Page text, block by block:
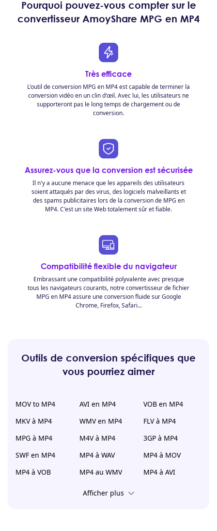
Pourquoi pouvez-vous compter sur le
convertisseur AmoyShare MPG en MP4
Très efficace
L'outil de conversion MPG en MP4 est capable de terminer la
conversion vidéo en un clin d'œil. Avec lui, les utilisateurs ne
supporteront pas le long temps de chargement ou de
conversion.
Assurez-vous que la conversion est sécurisée
Il n'y a aucune menace que les appareils des utilisateurs
soient attaqués par des virus, des logiciels malveillants et
des spams publicitaires lors de la conversion de MPG en
MP4. C'est un site Web totalement sûr et fiable.
Compatibilité flexible du navigateur
Embrassant une compatibilité polyvalente avec presque
tous les navigateurs courants, notre convertisseur de fichier
MPG en MP4 assure une conversion fluide sur Google
Chrome, Firefox, Safari...
Outils de conversion spécifiques que
vous pourriez aimer
MOV to MP4 AVI en MP4
VOB en MP4
MKV à MP4
WMV en MP4
FLV à MP4
MPG à MP4
M4V à MP4
3GP à MP4
SWF en MP4
MP4 à WAV
MP4 à MOV
MP4 à VOB
MP4 au WMV MP4 à AVI
Afficher plus